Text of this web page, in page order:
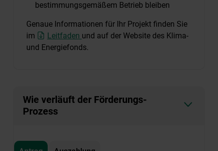
bestimmungsgemäßem Betrieb bleiben
Genaue Informationen für Ihr Projekt finden Sie
im
Leitfaden und auf der Website des Klima-
und Energiefonds.
Wie verläuft der Förderungs-
Prozess